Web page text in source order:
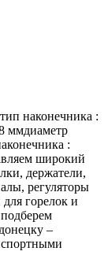
наконечника :
ммдиаметр
:
широкий
держатели,
регуляторы
горелок и
–